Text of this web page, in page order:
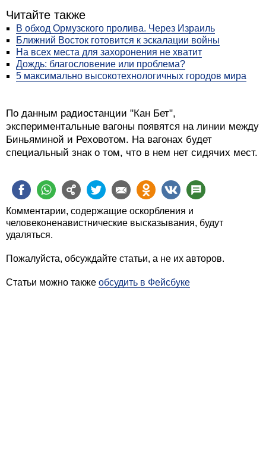
Читайте также
В обход Ормузского пролива. Через Израиль
Ближний Восток готовится к эскалации войны
На всех места для захоронения не хватит
Дождь: благословение или проблема?
5 максимально высокотехнологичных городов мира
По данным радиостанции "Кан Бет",
экспериментальные вагоны появятся на линии между
Биньяминой и Реховотом. На вагонах будет
специальный знак о том, что в нем нет сидячих мест.
Комментарии, содержащие оскорбления и
человеконенавистнические высказывания, будут
удаляться.
Пожалуйста, обсуждайте статьи, а не их авторов.
Статьи можно также обсудить в Фейсбуке